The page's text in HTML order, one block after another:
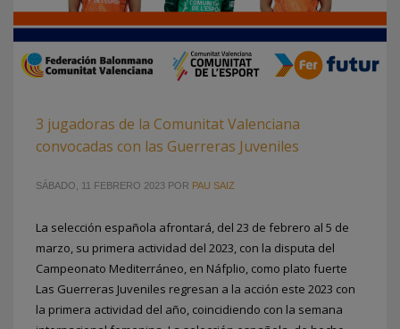
3 jugadoras de la Comunitat Valenciana
convocadas con las Guerreras Juveniles
SÁBADO, 11 FEBRERO 2023 POR PAU SAIZ
La selección española afrontará, del 23 de febrero al 5 de
marzo, su primera actividad del 2023, con la disputa del
Campeonato Mediterráneo, en Náfplio, como plato fuerte
Las Guerreras Juveniles regresan a la acción este 2023 con
la primera actividad del año, coincidiendo con la semana